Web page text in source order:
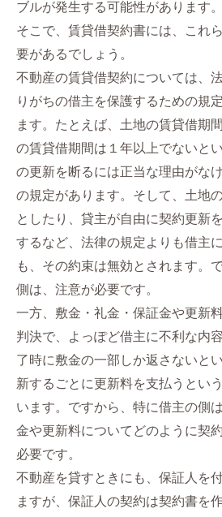
ブルが発生する可能性があります。
そこで、賃貸借契約書には、これ
要があるでしょう。
不動産の賃貸借契約については、
りがちの借主を保護するための規
ます。たとえば、土地の賃貸借期
の賃貸借期間は１年以上でないと
の更新を断るには正当な理由がな
の規定があります。そして、土地
としたり、貸主が自由に契約更新
するなど、法律の規定よりも借主
も、その約束は無効とされます。
側は、注意が必要です。
一方、敷金・礼金・保証金や更新
判決で、よっぽど借主に不利な内
了時に敷金の一部しか返さないと
新するごとに更新料を支払うとい
います。ですから、特に借主の側
金や更新料についてどのように契
必要です。
不動産を貸すときにも、保証人を
ますが、保証人の契約は契約書を